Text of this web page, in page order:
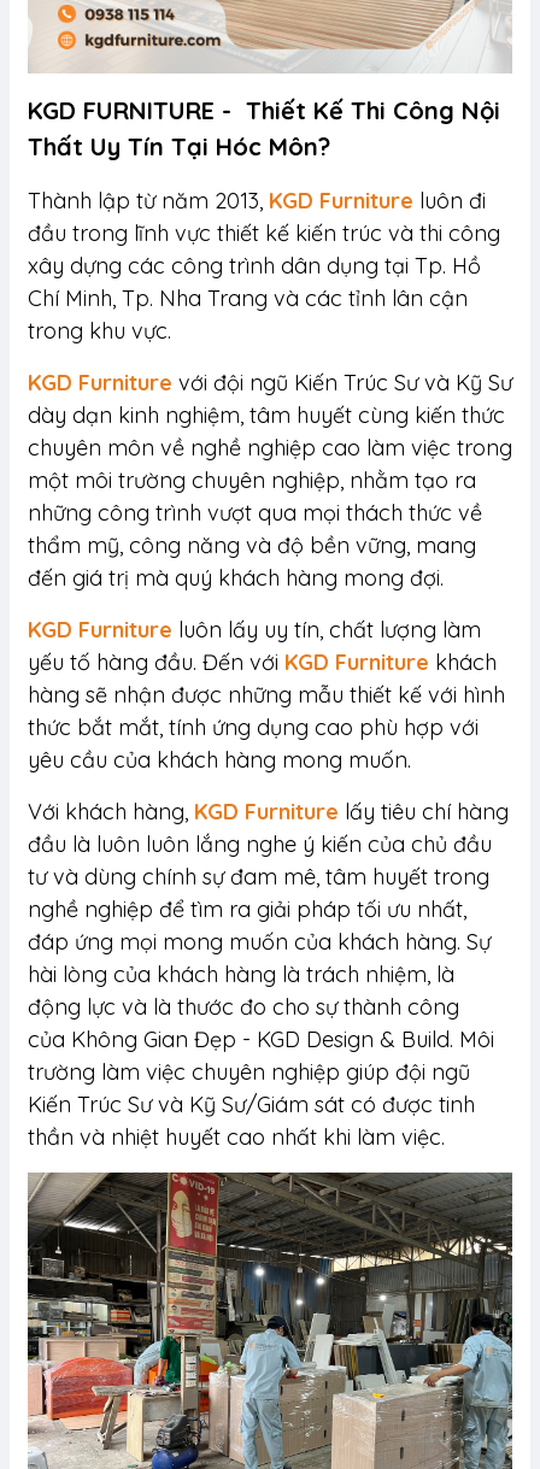
KGD FURNITURE - Thiết Kế Thi Công Nội
Thất Uy Tín Tại Hóc Môn?
Thành lập từ năm 2013, KGD Furniture luôn đi
đầu trong lĩnh vực thiết kế kiến trúc và thi công
xây dựng các công trình dân dụng tại Tp. Hồ
Chí Minh, Tp. Nha Trang và các tỉnh lân cận
trong khu vực.
KGD Furniture với đội ngũ Kiến Trúc Sư và Kỹ Sư
dày dạn kinh nghiệm, tâm huyết cùng kiến thức
chuyên môn về nghề nghiệp cao làm việc trong
một môi trường chuyên nghiệp, nhằm tạo ra
những công trình vượt qua mọi thách thức về
thẩm mỹ, công năng và độ bền vững, mang
đến giá trị mà quý khách hàng mong đợi.
KGD Furniture luôn lấy uy tín, chất lượng làm
yếu tố hàng đầu. Đến với KGD Furniture khách
hàng sẽ nhận được những mẫu thiết kế với hình
thức bắt mắt, tính ứng dụng cao phù hợp với
yêu cầu của khách hàng mong muốn.
Với khách hàng, KGD Furniture lấy tiêu chí hàng
đầu là luôn luôn lắng nghe ý kiến của chủ đầu
tư và dùng chính sự đam mê, tâm huyết trong
nghề nghiệp để tìm ra giải pháp tối ưu nhất,
đáp ứng mọi mong muốn của khách hàng. Sự
hài lòng của khách hàng là trách nhiệm, là
động lực và là thước đo cho sự thành công
của Không Gian Đẹp - KGD Design & Build. Môi
trường làm việc chuyên nghiệp giúp đội ngũ
Kiến Trúc Sư và Kỹ Sư/Giám sát có được tinh
thần và nhiệt huyết cao nhất khi làm việc.